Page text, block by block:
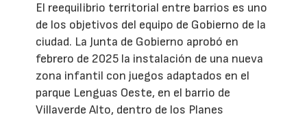
El reequilibrio territorial entre barrios es uno
de los objetivos del equipo de Gobierno de la
ciudad. La Junta de Gobierno aprobó en
febrero de 2025 la instalación de una nueva
zona infantil con juegos adaptados en el
parque Lenguas Oeste, en el barrio de
Villaverde Alto, dentro de los Planes